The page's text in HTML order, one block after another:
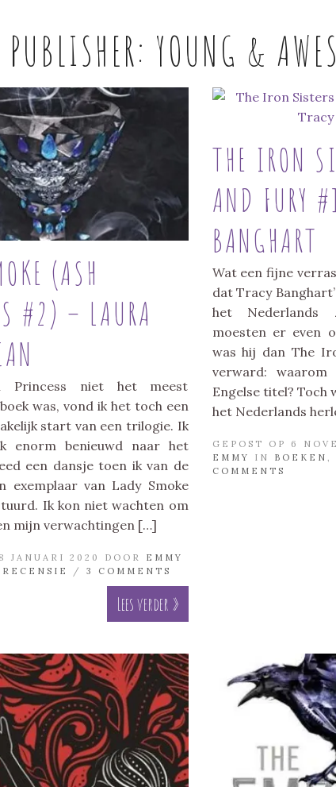
PUBLISHER: YOUNG &
(ASH
#2) – LAURA
Princess niet het meest
was, vond ik het toch een
start van een trilogie. Ik
enorm benieuwd naar het
een dansje toen ik van de
exemplaar van Lady Smoke
Ik kon niet wachten om
mijn verwachtingen […]
JANUARI 2020 DOOR EMMY
RECENSIE / 3 COMMENTS
Lees verder »
THE IRON
AND FURY
BANGHART
Wat een fijne
dat Tracy
het Nederlands
moesten er even
was hij dan The
verward:
Engelse titel? Toch
het Nederlands
GEPOST OP 6
EMMY
IN BOEKEN ,
COMMENTS